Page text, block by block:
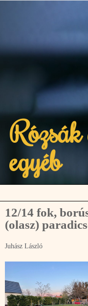
Rózsák
egyéb
12/14 fok,
(olasz)
Juhász László